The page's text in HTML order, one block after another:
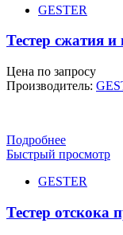
GESTER
Тестер сжатия
Цена по запросу
Производитель:
Подробнее
Быстрый просмотр
GESTER
Тестер отскока